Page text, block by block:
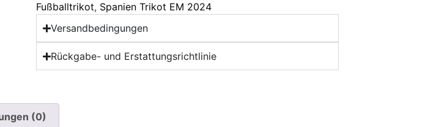
Fußballtrikot, Spanien Trikot EM 2024
Versandbedingungen
Rückgabe- und Erstattungsrichtlinie
(0)